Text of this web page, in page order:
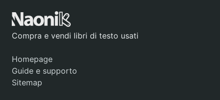
Compra e vendi libri di testo usati
Homepage
Guide e supporto
Sitemap